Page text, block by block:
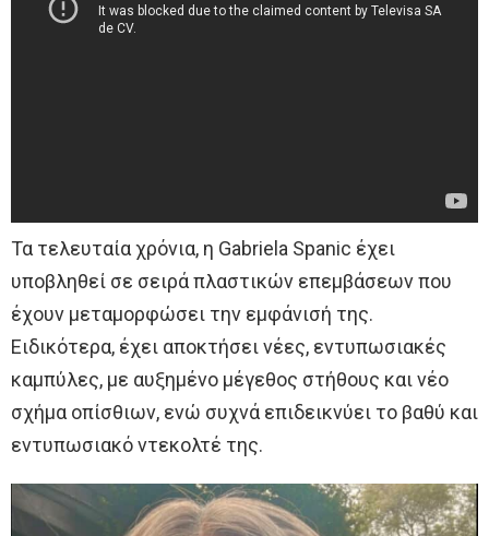
Τα τελευταία χρόνια, η Gabriela Spanic έχει
υποβληθεί σε σειρά πλαστικών επεμβάσεων που
έχουν μεταμορφώσει την εμφάνισή της.
Ειδικότερα, έχει αποκτήσει νέες, εντυπωσιακές
καμπύλες, με αυξημένο μέγεθος στήθους και νέο
σχήμα οπίσθιων, ενώ συχνά επιδεικνύει το βαθύ και
εντυπωσιακό ντεκολτέ της.